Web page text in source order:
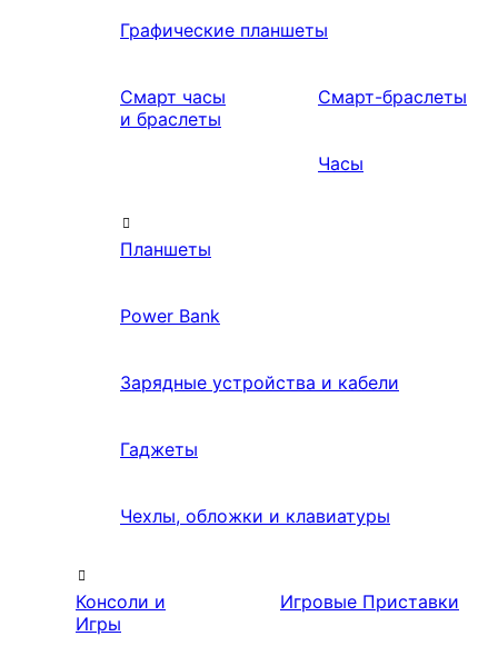
Графические планшеты
Смарт часы
и браслеты
Смарт-браслеты
Часы
Планшеты
Power Bank
Зарядные устройства и кабели
Гаджеты
Чехлы, обложки и клавиатуры
Консоли и
Игры
Игровые Приставки